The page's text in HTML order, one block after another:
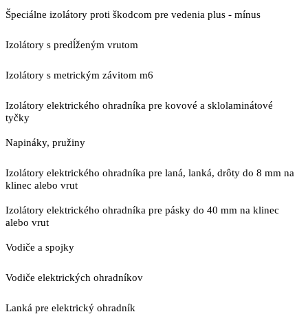
Špeciálne izolátory proti škodcom pre vedenia plus - mínus
Izolátory s predĺženým vrutom
Izolátory s metrickým závitom m6
Izolátory elektrického ohradníka pre kovové a sklolaminátové
tyčky
Napináky, pružiny
Izolátory elektrického ohradníka pre laná, lanká, drôty do 8 mm na
klinec alebo vrut
Izolátory elektrického ohradníka pre pásky do 40 mm na klinec
alebo vrut
Vodiče a spojky
Vodiče elektrických ohradníkov
Lanká pre elektrický ohradník